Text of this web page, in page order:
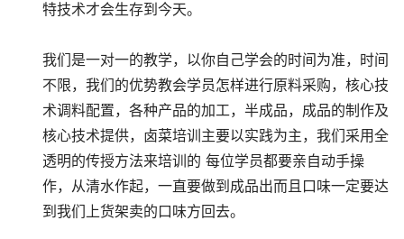
特技术才会生存到今天。
我们是一对一的教学，以你自己学会的时间为准，时间
不限，我们的优势教会学员怎样进行原料采购，核心技
术调料配置，各种产品的加工，半成品，成品的制作及
核心技术提供，卤菜培训主要以实践为主，我们采用全
透明的传授方法来培训的 每位学员都要亲自动手操
作，从清水作起，一直要做到成品出而且口味一定要达
到我们上货架卖的口味方回去。